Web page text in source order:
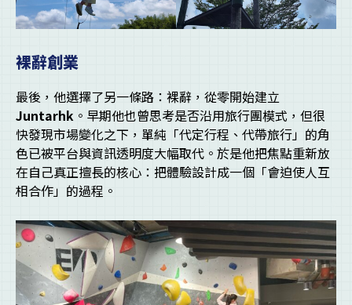
裸辭創業
最後，他選擇了另一條路：裸辭，從零開始建立
Juntarhk 。早期他也曾思考是否沿用旅行團模式，但很
快發現市場變化之下，單純「代定行程、代帶旅行」的角
色已被平台與資訊透明度大幅取代。於是他把焦點重新放
在自己真正擅長的核心：把體驗設計成一個「會迫使人互
相合作」的過程。